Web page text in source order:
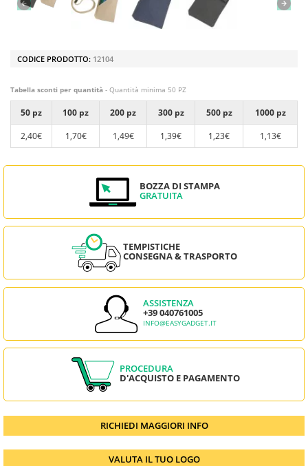
CODICE PRODOTTO: 12104
Tabella sconti per quantità - Quantità minima 50 PZ
50 pz 100 pz 200 pz 300 pz 500 pz
1000 pz
2,40€
1,70€ 1,49€ 1,39€ 1,23€ 1,13€
BOZZA DI STAMPA
GRATUITA
TEMPISTICHE
CONSEGNA & TRASPORTO
ASSISTENZA
+39 040761005
INFO@EASYGADGET.IT
PROCEDURA
D'ACQUISTO E PAGAMENTO
RICHIEDI MAGGIORI INFO
VALUTA IL TUO LOGO